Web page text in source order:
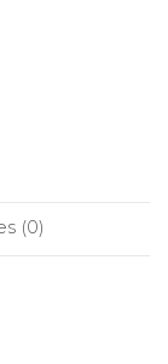
(0)